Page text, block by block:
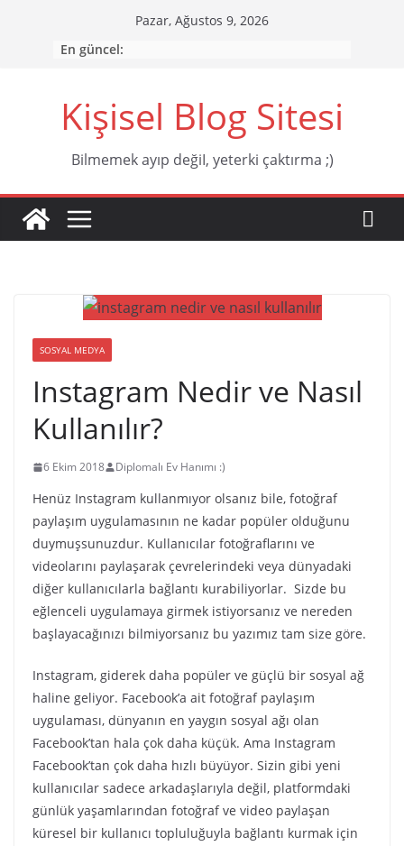
Pazar, Ağustos 9, 2026
En güncel:
Kişisel Blog Sitesi
Bilmemek ayıp değiI, yeterki çaktırma ;)
SOSYAL MEDYA
Instagram Nedir ve Nasıl
Kullanılır?
6 Ekim 2018 Diplomalı Ev Hanımı :)
Henüz Instagram kullanmıyor olsanız bile, fotoğraf
paylaşım uygulamasının ne kadar popüler olduğunu
duymuşsunuzdur. Kullanıcılar fotoğraflarını ve
videolarını paylaşarak çevrelerindeki veya dünyadaki
diğer kullanıcılarla bağlantı kurabiliyorlar. Sizde bu
eğlenceli uygulamaya girmek istiyorsanız ve nereden
başlayacağınızı bilmiyorsanız bu yazımız tam size göre.
Instagram, giderek daha popüler ve güçlü bir sosyal ağ
haline geliyor. Facebook’a ait fotoğraf paylaşım
uygulaması, dünyanın en yaygın sosyal ağı olan
Facebook’tan hala çok daha küçük. Ama Instagram
Facebook’tan çok daha hızlı büyüyor. Sizin gibi yeni
kullanıcılar sadece arkadaşlarıyla değil, platformdaki
günlük yaşamlarından fotoğraf ve video paylaşan
küresel bir kullanıcı topluluğuyla bağlantı kurmak için